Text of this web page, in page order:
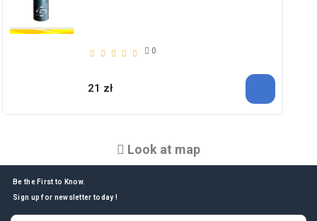
0
21 zł
Look at map
Be the First to Know.
Sign up for newsletter today !